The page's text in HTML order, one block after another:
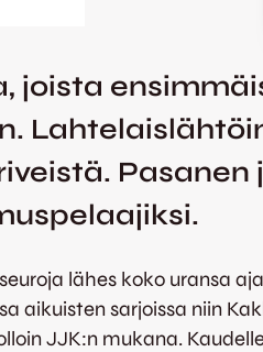
joista
Pasanen
lähes koko uransa
aikuisten sarjoissa niin
JJK:n mukana.